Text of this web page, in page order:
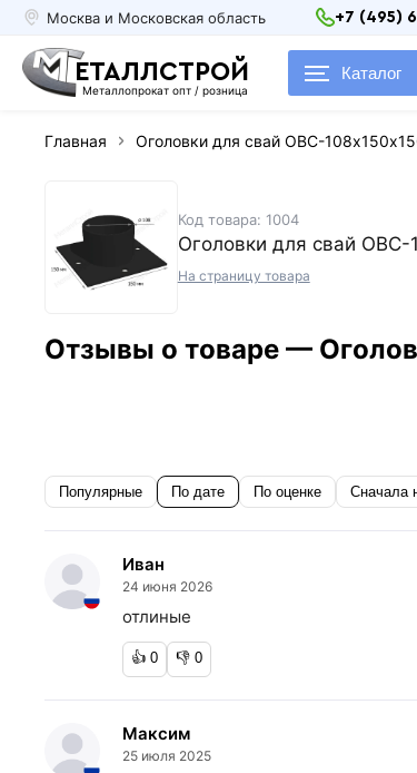
Москва и Московская область +7 (495)
ЕТАЛЛСТРОЙ
Металлопрокат опт / розница
Каталог
Главная Оголовки для свай ОВС-
Код товара: 1004
Оголовки для свай ОВС-
На страницу товара
Отзывы о товаре —
Популярные По дате По оценке Сначала
Иван
24 июня 2026
отлиные
👍 0 👎 0
Максим
25 июля 2025